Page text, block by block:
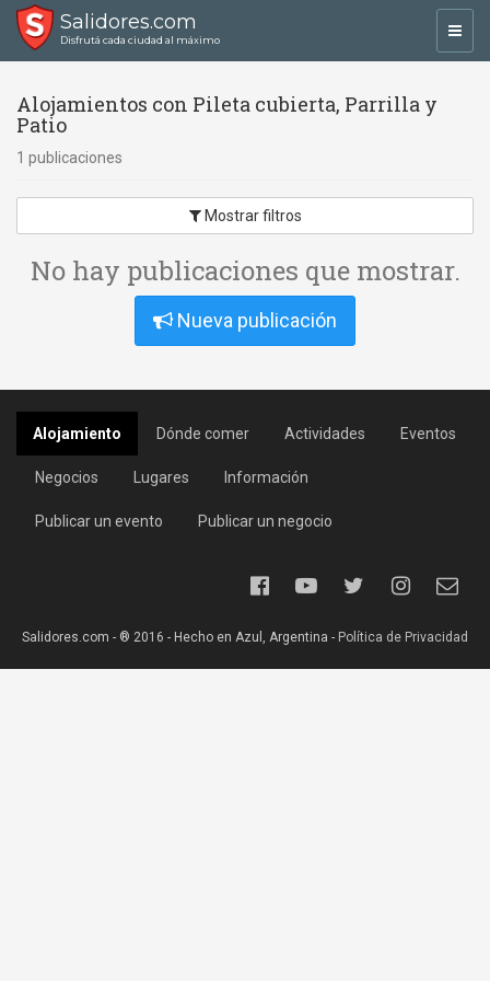
Salidores.com
Disfrutá cada ciudad al máximo
Alojamientos con Pileta cubierta, Parrilla y
Patio
1 publicaciones
Mostrar filtros
No hay publicaciones que mostrar.
Nueva publicación
Alojamiento Dónde comer Actividades Eventos
Negocios Lugares Información
Publicar un evento Publicar un negocio
Salidores.com - ® 2016 - Hecho en Azul, Argentina - Política de Privacidad